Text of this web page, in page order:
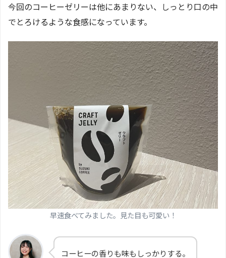
今回のコーヒーゼリーは他にあまりない、しっとり口の中
でとろけるような食感になっています。
早速食べてみました。見た目も可愛い！
コーヒーの香りも味もしっかりする。